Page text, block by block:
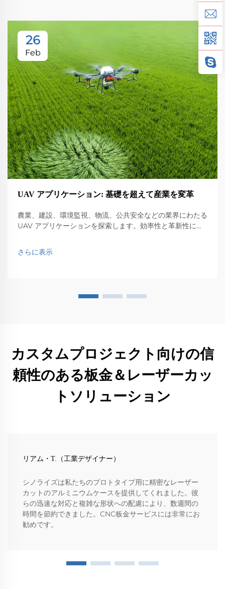
26
Feb
UAV アプリケーション: 基礎を超えて産業を変革
農業、建設、環境監視、物流、公共安全などの業界にわたる
UAV アプリケーションを探索します。効率性と革新性に与
さらに表示
カスタムプロジェクト向けの信
頼性のある板金＆レーザーカッ
トソリューション
リアム・T.（工業デザイナー）
シノライズは私たちのプロトタイプ用に精密なレーザー
カットのアルミニウムケースを提供してくれました。彼
らの迅速な対応と複雑な形状への配慮により、数週間の
時間を節約できました。CNC板金サービスには非常にお
勧めです。